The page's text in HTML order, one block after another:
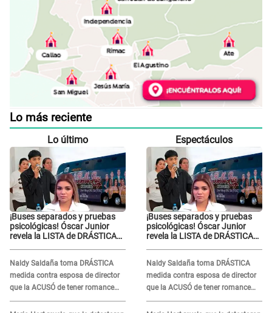
Lo más reciente
Lo último
¡Buses separados y pruebas
psicológicas! Óscar Junior
revela la LISTA de DRÁSTICAS
Naldy Saldaña
Naldy Saldaña toma DRÁSTICA
medida contra esposa de director
que la ACUSÓ de tener romance
con él: "Muy triste..."
Espectáculos
¡Buses separados y pruebas
psicológicas! Óscar Junior
revela la LISTA de DRÁSTICAS
Naldy Saldaña
Naldy Saldaña toma DRÁSTICA
medida contra esposa de director
que la ACUSÓ de tener romance
con él: "Muy triste..."